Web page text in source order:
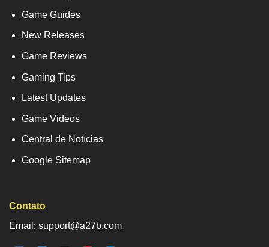
Game Guides
New Releases
Game Reviews
Gaming Tips
Latest Updates
Game Videos
Central de Notícias
Google Sitemap
Contato
Email: support@a27b.com